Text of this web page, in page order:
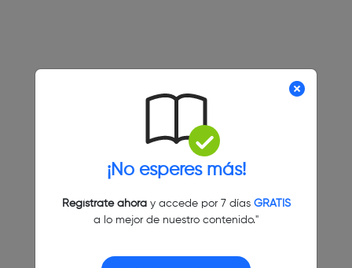
¡No esperes más!
Regístrate ahoray accede por 7 días GRATIS
a lo mejor de nuestro contenido."